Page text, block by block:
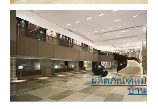
ผลิตภัณฑ์แม่
บ้าน